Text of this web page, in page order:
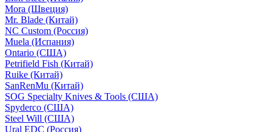
Mora (Швеция)
Mr. Blade (Китай)
NC Custom (Россия)
Muela (Испания)
Ontario (США)
Petrifield Fish (Китай)
Ruike (Китай)
SanRenMu (Китай)
SOG Specialty Knives & Tools (США)
Spyderco (США)
Steel Will (США)
Ural EDC (Россия)